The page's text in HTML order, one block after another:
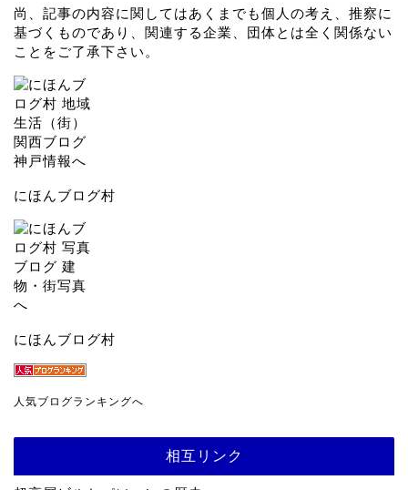
尚、記事の内容に関してはあくまでも個人の考え、推察に
基づくものであり、関連する企業、団体とは全く関係ない
ことをご了承下さい。
にほんブログ村
にほんブログ村
人気ブログランキングへ
相互リンク